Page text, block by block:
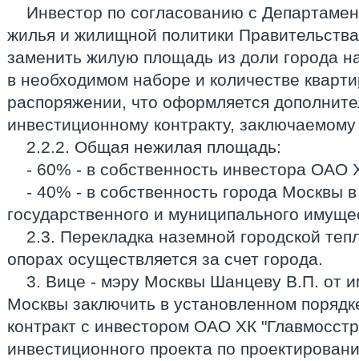
Инвестор по согласованию с
жилья и жилищной политики
заменить жилую площадь из доли города
в необходимом наборе и количестве
распоряжении, что оформляется
инвестиционному контракту,
2.2.2. Общая нежилая площадь:
- 60% - в собственность инвестора ОАО
- 40% - в собственность города Москвы
государственного и муниципального
2.3. Перекладка наземной городской
опорах осуществляется за счет города.
3. Вице - мэру Москвы Шанцеву В.П. от
Москвы заключить в установленном
контракт с инвестором ОАО ХК
инвестиционного проекта по